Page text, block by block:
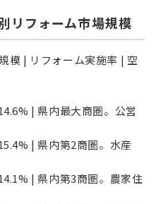
リフォーム市場規模
模 | リフォーム実施率 | 空
| 県内最大商圏。公営
| 県内第2商圏。水産
| 県内第3商圏。農家住